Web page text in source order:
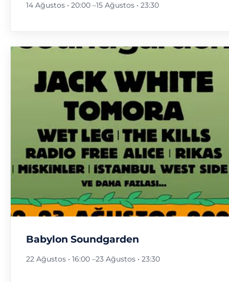
14 Ağustos • 20:00 –15 Ağustos • 23:30
Babylon Soundgarden
22 Ağustos • 16:00 –23 Ağustos • 23:30